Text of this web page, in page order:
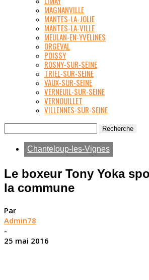
MAGNANVILLE
MANTES-LA-JOLIE
MANTES-LA-VILLE
MEULAN-EN-YVELINES
ORGEVAL
POISSY
ROSNY-SUR-SEINE
TRIEL-SUR-SEINE
VAUX-SUR-SEINE
VERNEUIL-SUR-SEINE
VERNOUILLET
VILLENNES-SUR-SEINE
Chanteloup-les-Vignes
Le boxeur Tony Yoka
la commune
Par
Admin78
-
25 mai 2016